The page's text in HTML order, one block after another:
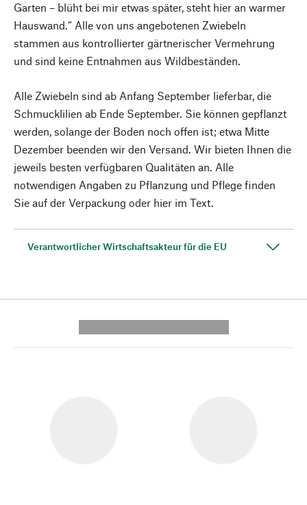
Garten – blüht bei mir etwas später, steht hier an warmer
Hauswand.“ Alle von uns angebotenen Zwiebeln
stammen aus kontrollierter gärtnerischer Vermehrung
und sind keine Entnahmen aus Wildbeständen.
Alle Zwiebeln sind ab Anfang September lieferbar, die
Schmucklilien ab Ende September. Sie können gepflanzt
werden, solange der Boden noch offen ist; etwa Mitte
Dezember beenden wir den Versand. Wir bieten Ihnen die
jeweils besten verfügbaren Qualitäten an. Alle
notwendigen Angaben zu Pflanzung und Pflege finden
Sie auf der Verpackung oder hier im Text.
Verantwortlicher Wirtschaftsakteur für die EU